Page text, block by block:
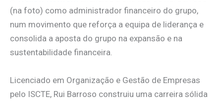
(na foto) como administrador financeiro do grupo,
num movimento que reforça a equipa de liderança e
consolida a aposta do grupo na expansão e na
sustentabilidade financeira.
Licenciado em Organização e Gestão de Empresas
pelo ISCTE, Rui Barroso construiu uma carreira sólida